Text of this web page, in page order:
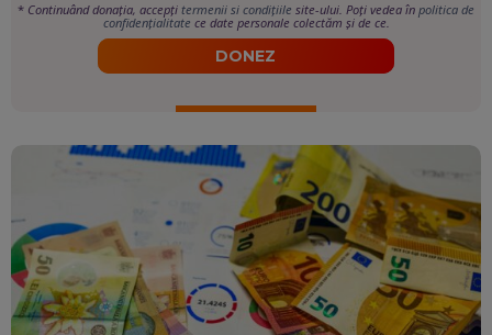
* Continuând donația, accepți termenii si condițiile site-ului. Poți vedea în politica de
confidențialitate ce date personale colectăm și de ce.
DONEZ